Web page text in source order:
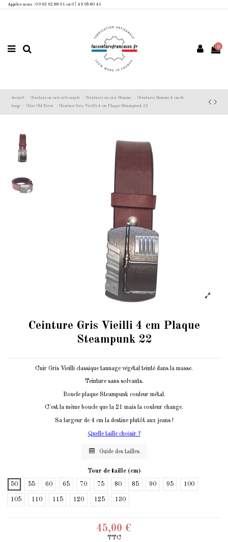
Appelez-nous : 09 63 62 88 01 ou 07 49 95 80 41
0
Accueil Ceinture en cuir artisanale Ceintures en cuir Homme
Ceintures Homme 4 cm de
large
Cuir Old River Ceinture Gris Vieilli 4 cm Plaque Steampunk 22
Ceinture Gris Vieilli 4 cm Plaque
Steampunk 22
Cuir Gris Vieilli classique tannage végétal teinté dans la masse.
Teinture sans solvants.
Boucle plaque Steampunk couleur métal.
C'est la même boucle que la 21 mais la couleur change.
Sa largeur de 4 cm la destine plutôt aux jeans !
Quelle taille choisir ?
Guide des tailles
Tour de taille (cm)
50 55 60 65 70 75 80 85 90 95 100
105 110 115 120 125 130
45,00 €
TTC